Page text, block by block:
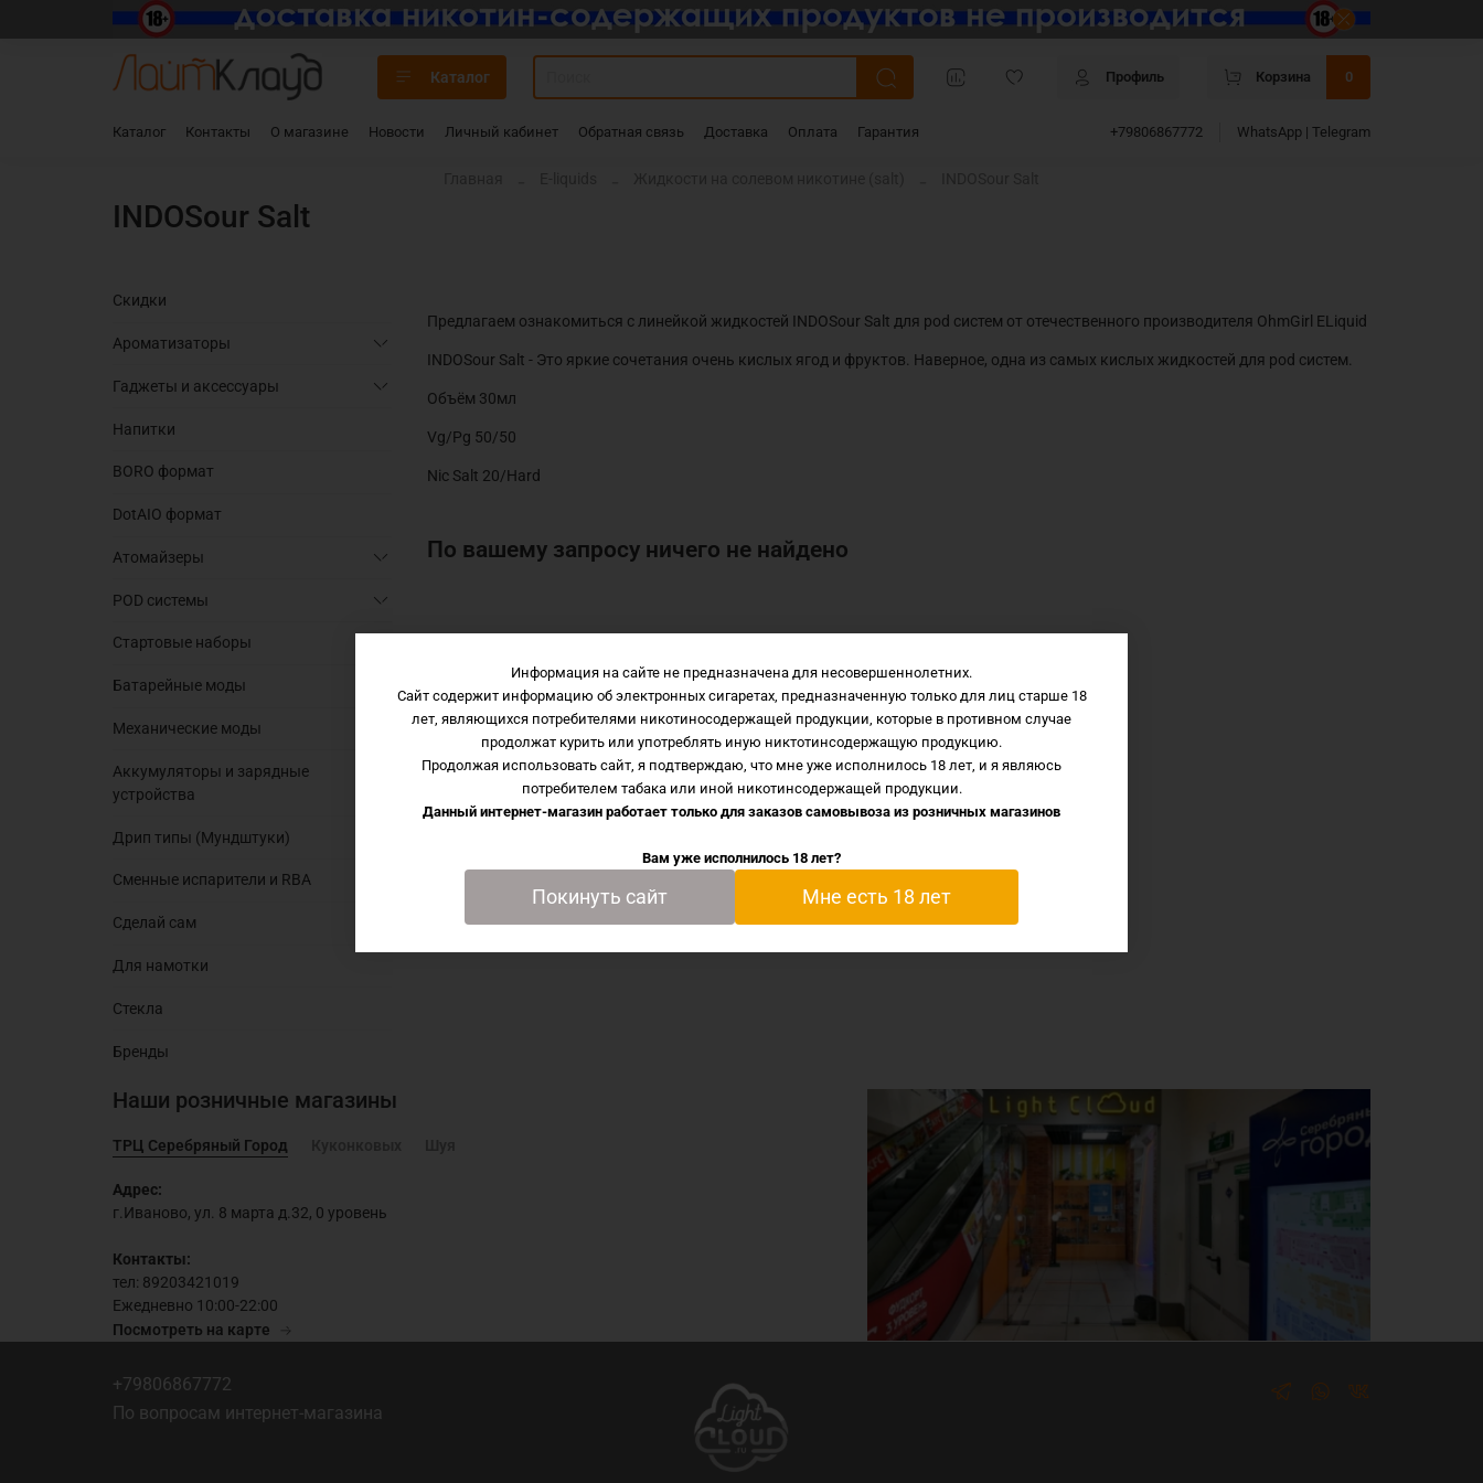
Каталог Профиль Корзина 0
Каталог Контакты О магазине Новости Личный кабинет Обратная связь Доставка Оплата Гарантия +79806867772 WhatsApp | Telegram
INDOSour Salt
Предлагаем ознакомиться с линейкой жидкостей INDOSour Salt для pod систем от отечественного производителя OhmGirl ELiquid
INDOSour Salt - Это яркие сочетания очень кислых ягод и фруктов. Наверное, одна из самых кислых жидкостей для pod систем.
Объём 30мл
Vg/Pg 50/50
Nic Salt 20/Hard
По вашему запросу ничего не найдено
Скидки
Ароматизаторы
Гаджеты и аксессуары
Напитки
BORO формат
DotAIO формат
Атомайзеры
POD системы
Стартовые наборы
Батарейные моды
Механические моды
Аккумуляторы и зарядные
устройства
Дрип типы (Мундштуки)
Сменные испарители и RBA
Сделай сам
Для намотки
Стекла
Бренды
Наши розничные магазины
ТРЦ Серебряный Город
Адрес:
г.Иваново, ул. 8 марта д.32, 0 уровень
Контакты:
тел: 89203421019
Ежедневно 10:00-22:00
Посмотреть на карте
+79806867772
По вопросам интернет-магазина
Информация на сайте не предназначена для несовершеннолетних.
Сайт содержит информацию об электронных сигаретах, предназначенную только для лиц старше 18
лет, являющихся потребителями никотиносодержащей продукции, которые в противном случае
продолжат курить или употреблять иную никтотинсодержащую продукцию.
Продолжая использовать сайт, я подтверждаю, что мне уже исполнилось 18 лет, и я являюсь
потребителем табака или иной никотинсодержащей продукции.
Данный интернет-магазин работает только для заказов самовывоза из розничных магазинов
Вам уже исполнилось 18 лет?
Покинуть сайт Мне есть 18 лет